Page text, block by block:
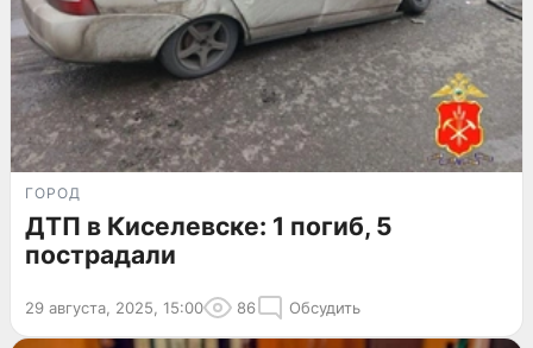
ГОРОД
ДТП в Киселевске: 1 погиб, 5
пострадали
29 августа, 2025, 15:00 86 Обсудить